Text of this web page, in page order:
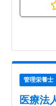
管理栄養士
医療法